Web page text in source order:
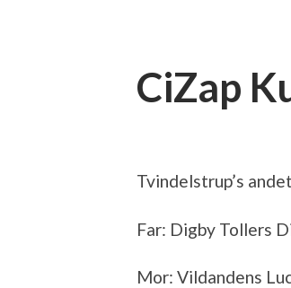
CiZap
Tvindelstrup’s
Far: Digby Tollers
Mor: Vildandens